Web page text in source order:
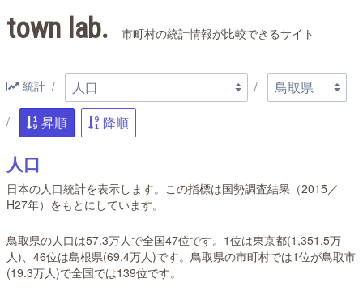
town lab. 市町村の統計情報が比較できるサイト
統計
昇順 降順
人口
日本の人口統計を表示します。この指標は国勢調査結果（2015／
H27年）をもとにしています。
鳥取県の人口は57.3万人で全国47位です。1位は東京都(1,351.5万
人)、46位は島根県(69.4万人)です。鳥取県の市町村では1位が鳥取市
(19.3万人)で全国では139位です。